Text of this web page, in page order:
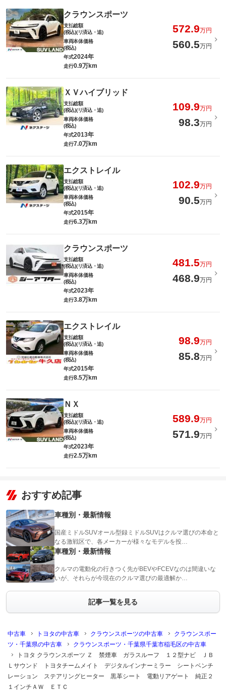
クラウンスポーツ
支払総額
(税込)(リ済込・追)
572.9万円
車両本体価格
(税込)
560.5万円
年式2024年
走行0.9万km
ＸＶハイブリッド
支払総額
(税込)(リ済込・追)
109.9万円
車両本体価格
(税込)
98.3万円
年式2013年
走行7.0万km
エクストレイル
支払総額
(税込)(リ済込・追)
102.9万円
車両本体価格
(税込)
90.5万円
年式2015年
走行6.3万km
クラウンスポーツ
支払総額
(税込)(リ済込・追)
481.5万円
車両本体価格
(税込)
468.9万円
年式2023年
走行3.8万km
エクストレイル
支払総額
(税込)(リ済込・追)
98.9万円
車両本体価格
(税込)
85.8万円
年式2015年
走行8.5万km
ＮＸ
支払総額
(税込)(リ済込・追)
589.9万円
車両本体価格
(税込)
571.9万円
年式2023年
走行2.5万km
おすすめ記事
車種別・最新情報
国産ミドルSUVオール型録ミドルSUVはクルマ選びの本命と
なる激戦区で、各メーカーが様々なモデルを投…
車種別・最新情報
クルマの電動化の行きつく先がBEVやFCEVなのは間違いな
いが、それらが今現在のクルマ選びの最適解か…
記事一覧を見る
中古車 トヨタの中古車 クラウンスポーツの中古車
クラウンスポー
ツ・千葉県の中古車
クラウンスポーツ・千葉県千葉市稲毛区の中古車
トヨタ クラウンスポーツ Ｚ 禁煙車 ガラスルーフ １２型ナビ ＪＢ
Ｌサウンド トヨタチームメイト デジタルインナーミラー シートベンチ
レーション ステアリングヒーター 黒革シート 電動リアゲート 純正２
１インチＡＷ ＥＴＣ